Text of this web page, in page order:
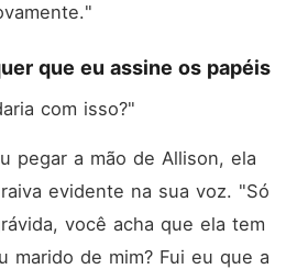
que eu assine os papéis
com isso?"
pegar a mão de Allison, ela
evidente na sua voz. "Só
você acha que ela tem
marido de mim? Fui eu que a